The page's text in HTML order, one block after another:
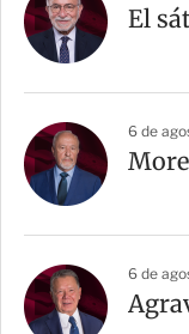
El
6 de
6 de